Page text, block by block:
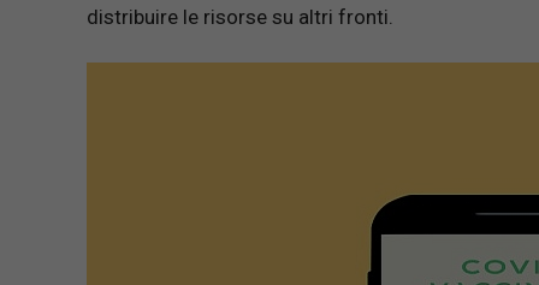
distribuire le risorse su altri fronti.